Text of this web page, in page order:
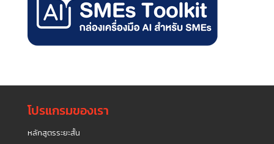
โปรแกรมของเรา
หลักสูตรระยะสั้น